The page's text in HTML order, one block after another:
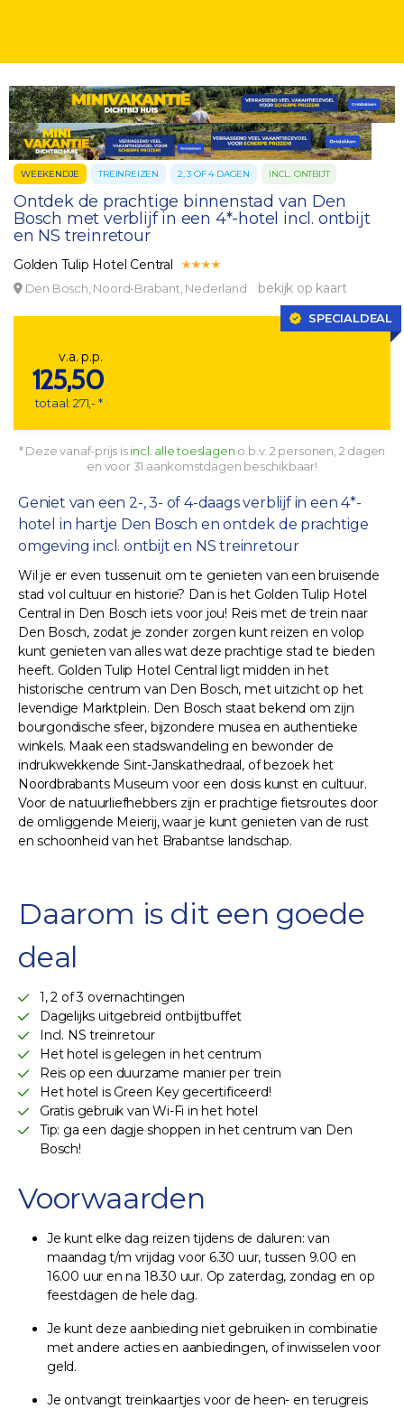
WEEKENDJE TREINREIZEN 2, 3 OF 4 DAGEN INCL. ONTBIJT
Ontdek de prachtige binnenstad van Den
Bosch met verblijf in een 4*-hotel incl. ontbijt
en NS treinretour
Golden Tulip Hotel Central
Den Bosch, Noord-Brabant, Nederland bekijk op kaart
SPECIALDEAL
v.a. p.p.
125,50
totaal: 271,- *
* Deze vanaf-prijs isincl. alle toeslagen o.b.v. 2 personen, 2 dagen
en voor 31 aankomstdagen beschikbaar!
Geniet van een 2-, 3- of 4-daags verblijf in een 4*-
hotel in hartje Den Bosch en ontdek de prachtige
omgeving incl. ontbijt en NS treinretour
Wil je er even tussenuit om te genieten van een bruisende
stad vol cultuur en historie? Dan is het Golden Tulip Hotel
Central in Den Bosch iets voor jou! Reis met de trein naar
Den Bosch, zodat je zonder zorgen kunt reizen en volop
kunt genieten van alles wat deze prachtige stad te bieden
heeft. Golden Tulip Hotel Central ligt midden in het
historische centrum van Den Bosch, met uitzicht op het
levendige Marktplein. Den Bosch staat bekend om zijn
bourgondische sfeer, bijzondere musea en authentieke
winkels. Maak een stadswandeling en bewonder de
indrukwekkende Sint-Janskathedraal, of bezoek het
Noordbrabants Museum voor een dosis kunst en cultuur.
Voor de natuurliefhebbers zijn er prachtige fietsroutes door
de omliggende Meierij, waar je kunt genieten van de rust
en schoonheid van het Brabantse landschap.
Daarom is dit een goede
deal
1, 2 of 3 overnachtingen
Dagelijks uitgebreid ontbijtbuffet
Incl. NS treinretour
Het hotel is gelegen in het centrum
Reis op een duurzame manier per trein
Het hotel is Green Key gecertificeerd!
Gratis gebruik van Wi-Fi in het hotel
Tip: ga een dagje shoppen in het centrum van Den
Bosch!
Voorwaarden
Je kunt elke dag reizen tijdens de daluren: van
maandag t/m vrijdag voor 6.30 uur, tussen 9.00 en
16.00 uur en na 18.30 uur. Op zaterdag, zondag en op
feestdagen de hele dag.
Je kunt deze aanbieding niet gebruiken in combinatie
met andere acties en aanbiedingen, of inwisselen voor
geld.
Je ontvangt treinkaartjes voor de heen- en terugreis